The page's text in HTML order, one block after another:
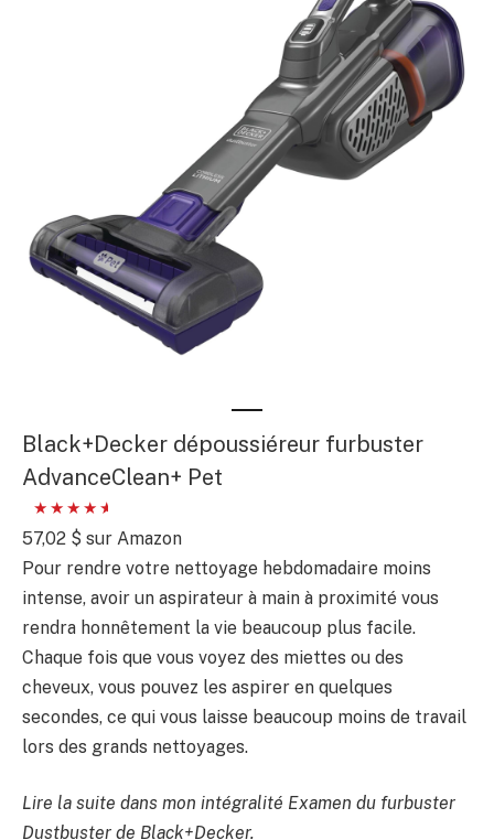
Black+Decker dépoussiéreur furbuster
AdvanceClean+ Pet
57,02 $ sur Amazon
Pour rendre votre nettoyage hebdomadaire moins
intense, avoir un aspirateur à main à proximité vous
rendra honnêtement la vie beaucoup plus facile.
Chaque fois que vous voyez des miettes ou des
cheveux, vous pouvez les aspirer en quelques
secondes, ce qui vous laisse beaucoup moins de travail
lors des grands nettoyages.
Lire la suite dans mon intégralité Examen du furbuster
Dustbuster de Black+Decker.